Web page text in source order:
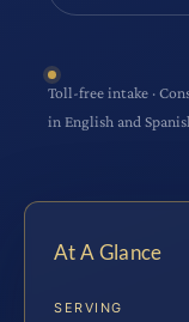
Toll-free intake ·
in English and
At A Glance
SERVING